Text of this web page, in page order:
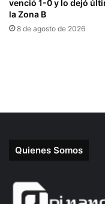
Quienes Somos